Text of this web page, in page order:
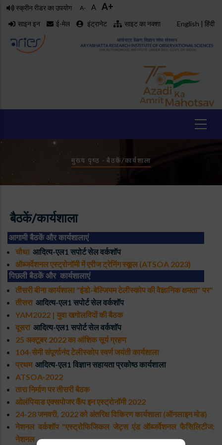
Skip
content
स्क्रीन रीडर का उपयोग A- A A+
साइन इन ई-मेल इंट्रानेट साइट का नक्शा English | हिंदी
Breadcrumb
मुख्य पृष्ठ - बैठकें/कार्यशाला
बैठकें/कार्यशाला
आगामी बैठकें और कार्यशालाएं
चौथा आदित्य-एल1 सपोर्ट सेल वर्कशॉप
ऑब्जर्वेशनल एस्ट्रोनॉमी में एरीज ट्रेनिंग स्कूल (ATSOA 2023)
पिछली बैठकें और कार्यशालाएं
तीसरी बीना कार्यशाला "इंडो-बेल्जियम टेलीस्कोप की वैज्ञानिक क्षमता" पर"
तीसरा आदित्य-एल1 सपोर्ट सेल वर्कशॉप
YAM2022 | युवा खगोलविदों की बैठक
दूसरा आदित्य-एल1 सपोर्ट सेल वर्कशॉप
25 अक्टूबर 2022 का आंशिक सूर्य ग्रहण
104-सेमी संपूर्णानंद टेलीस्कोप स्वर्ण जयंती कार्यशाला
प्रथम आदित्य-एल1 विज्ञान सहायता प्रकोष्ठ कार्यशाला
ATSOA-2022
तारा निर्माण पर तीसरी बैठक
ओलंपियाड एक्सपोजर कैंप इन एस्ट्रोनॉमी 2022
24-28 जनवरी, 2022 को अंतरिक्ष विकिरण कार्यशाला (ऑनलाइन मोड)
नेशनल वर्कशॉप "एस्ट्रोफिजिकल जेट्स एंड ऑब्जर्वेशनल फैसिलिटीज:
नेशनल